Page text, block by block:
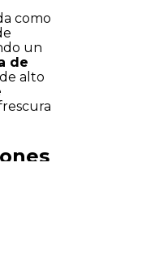
como
un
de
de alto